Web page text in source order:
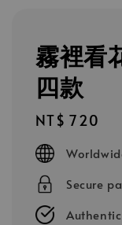
霧裡看
四款
Regular
price
NT$ 720
Secure